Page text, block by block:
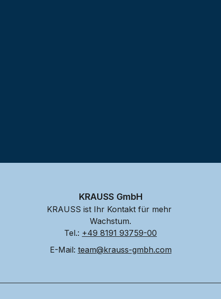
KRAUSS GmbH
KRAUSS ist Ihr Kontakt für mehr
Wachstum.
Tel.: +49 8191 93759-00
E-Mail: team@krauss-gmbh.com